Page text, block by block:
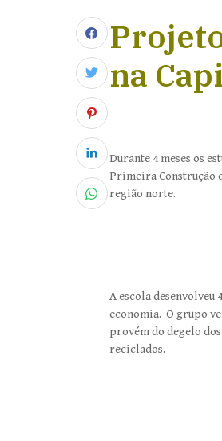
na
Durante 4 meses os
Primeira Construção
região norte.
A escola
economia. O grupo
provém do degelo
reciclados.